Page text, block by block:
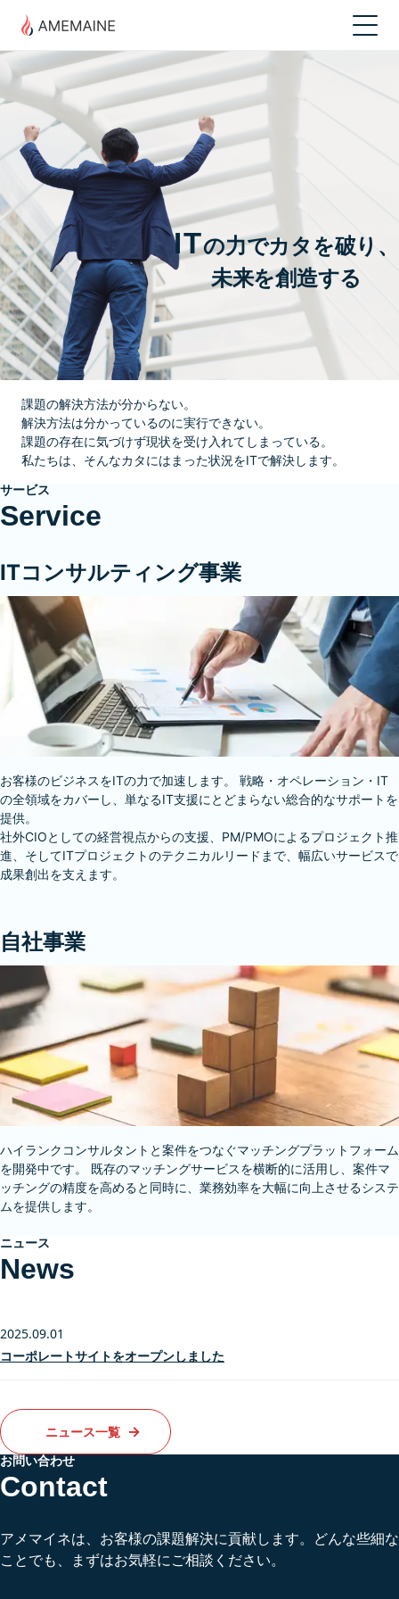
ITの力でカタを破り、
未来を創造する
課題の解決方法が分からない。
解決方法は分かっているのに実行できない。
課題の存在に気づけず現状を受け入れてしまっている。
私たちは、そんなカタにはまった状況をITで解決します。
サービス
Service
ITコンサルティング事業
お客様のビジネスをITの力で加速します。 戦略・オペレーション・IT
の全領域をカバーし、単なるIT支援にとどまらない総合的なサポートを
提供。
社外CIOとしての経営視点からの支援、PM/PMOによるプロジェクト推
進、そしてITプロジェクトのテクニカルリードまで、幅広いサービスで
成果創出を支えます。
自社事業
ハイランクコンサルタントと案件をつなぐマッチングプラットフォーム
を開発中です。 既存のマッチングサービスを横断的に活用し、案件マ
ッチングの精度を高めると同時に、業務効率を大幅に向上させるシステ
ムを提供します。
ニュース
News
2025.09.01
コーポレートサイトをオープンしました
ニュース一覧 →
お問い合わせ
Contact
アメマイネは、お客様の課題解決に貢献します。どんな些細な
ことでも、まずはお気軽にご相談ください。